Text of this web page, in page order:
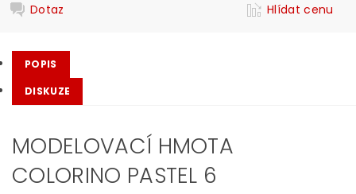
Dotaz
Hlídat cenu
POPIS
DISKUZE
MODELOVACÍ HMOTA
COLORINO PASTEL 6